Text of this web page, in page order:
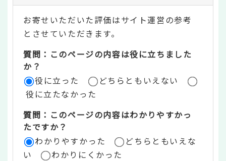
テ
ン
ツ
評
価
リ
ア
お寄せいただいた評価はサイト運営の参考
とさせていただきます。
質問：このページの内容は役に立ちました
か？
役に立った
どちらともいえない
役に立たなかった
質問：このページの内容はわかりやすかっ
たですか？
わかりやすかった
どちらともいえな
い
わかりにくかった